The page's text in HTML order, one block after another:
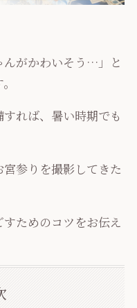
んがかわいそう…」と
れば、暑い時期でも
参りを撮影してきた
ためのコツをお伝え